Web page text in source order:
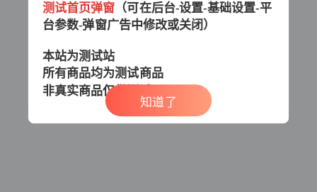
测试首页弹窗 （可在后台-设置-基础设置-平
台参数-弹窗广告中修改或关闭）
本站为测试站
所有商品均为测试商品
非真实商品仅供测试
知道了